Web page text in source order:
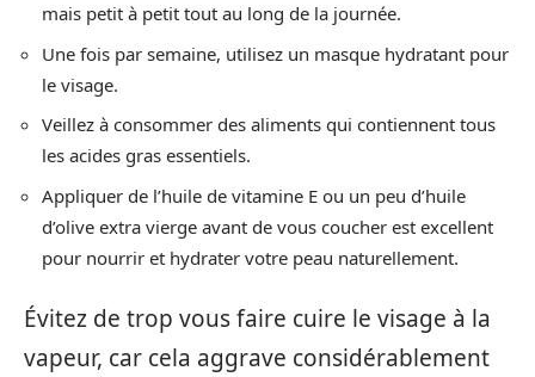
mais petit à petit tout au long de la journée.
Une fois par semaine, utilisez un masque hydratant pour
le visage.
Veillez à consommer des aliments qui contiennent tous
les acides gras essentiels.
Appliquer de l’huile de vitamine E ou un peu d’huile
d’olive extra vierge avant de vous coucher est excellent
pour nourrir et hydrater votre peau naturellement.
Évitez de trop vous faire cuire le visage à la
vapeur, car cela aggrave considérablement